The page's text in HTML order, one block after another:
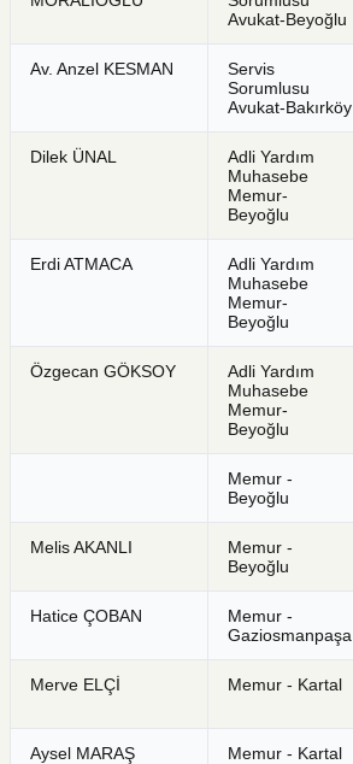
Avukat-Beyoğlu
Av. Anzel KESMAN
Servis
Sorumlusu
Avukat-Bakırköy
Dilek ÜNAL
Adli Yardım
Muhasebe
Memur-
Beyoğlu
Erdi ATMACA
Adli Yardım
Muhasebe
Memur-
Beyoğlu
Özgecan GÖKSOY
Adli Yardım
Muhasebe
Memur-
Beyoğlu
Memur -
Beyoğlu
Melis AKANLI
Memur -
Beyoğlu
Hatice ÇOBAN
Memur -
Gaziosmanpaşa
Merve ELÇİ Memur - Kartal
Aysel MARAŞ Memur - Kartal